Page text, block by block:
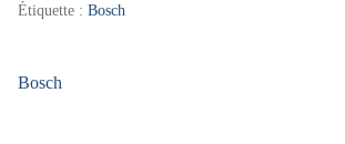
Étiquette : Bosch
Bosch